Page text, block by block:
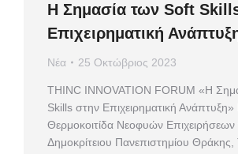
Η Σημασία των Soft
Επιχειρηματική
Νέα 25 Οκτώβριος 2023
ΤHINC INNOVATION FORUM «Η
Skills στην Επιχειρηματική Ανάπτυξη»
Θερμοκοιτίδα Νεοφυών Επιχειρήσεων
Δημοκρίτειου Πανεπιστημίου Θράκης,